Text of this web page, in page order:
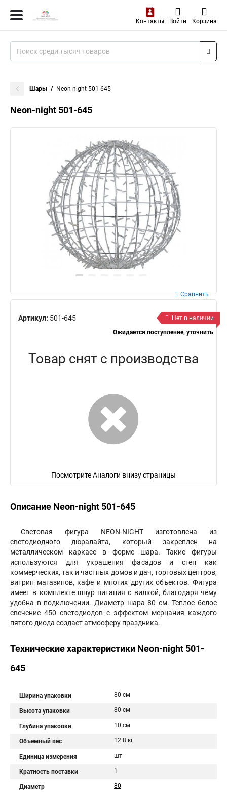
Контакты Войти Корзина
Шары Neon-night 501-645
Neon-night 501-645
Артикул: 501-645
Сравнить
Нет в наличии
Ожидается поступление, уточнить
Товар снят с производства
Посмотрите Аналоги внизу страницы
Описание Neon-night 501-645
Световая фигура NEON-NIGHT изготовлена из
светодиодного дюралайта, который закреплен на
металлическом каркасе в форме шара. Такие фигуры
используются для украшения фасадов и стен как
коммерческих, так и частных домов и дач, торговых центров,
витрин магазинов, кафе и многих других объектов. Фигура
имеет в комплекте шнур питания с вилкой, благодаря чему
удобна в подключении. Диаметр шара 80 см. Теплое белое
свечение 450 светодиодов с эффектом мерцания каждого
пятого диода создает атмосферу праздника.
Технические характеристики Neon-night 501-
645
Ширина упаковки 80 см
Высота упаковки 80 см
Глубина упаковки 10 см
Объемный вес 12.8 кг
Единица измерения шт
Кратность поставки 1
Диаметр 80